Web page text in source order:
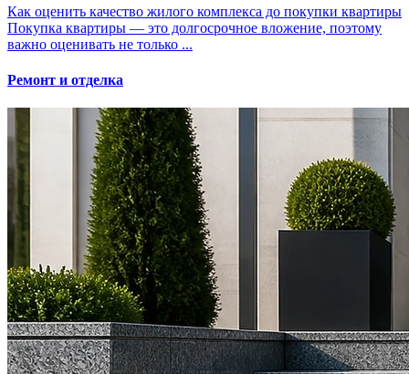
Как оценить качество жилого комплекса до покупки квартиры
Покупка квартиры — это долгосрочное вложение, поэтому
важно оценивать не только ...
Ремонт и отделка